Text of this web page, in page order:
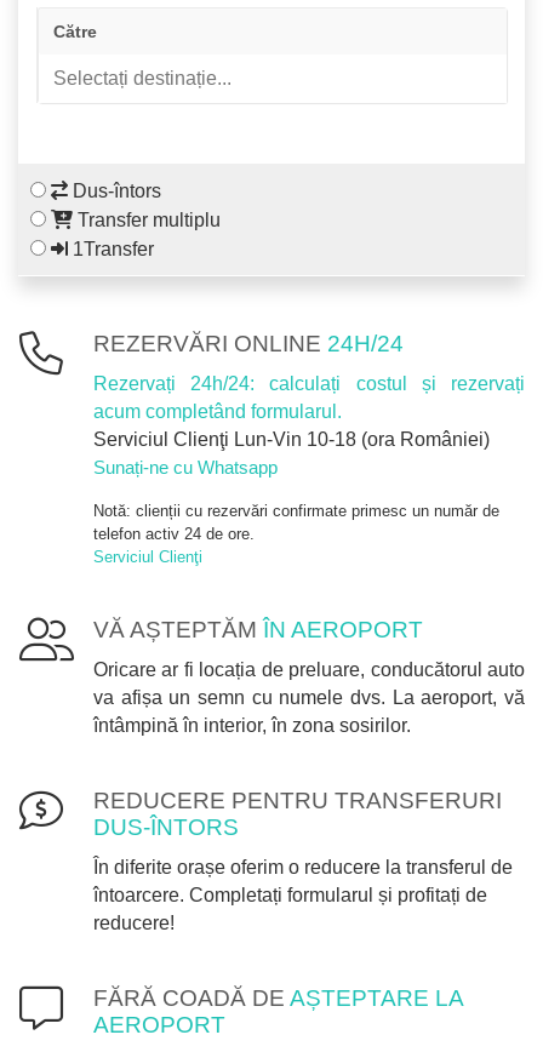
Către
Dus-întors
Transfer multiplu
1Transfer
REZERVĂRI ONLINE 24H/24
Rezervați 24h/24: calculați costul și rezervați
acum completând formularul.
Serviciul Clienţi Lun-Vin 10-18 (ora României)
Sunați-ne cu Whatsapp
Notă: clienții cu rezervări confirmate primesc un număr de
telefon activ 24 de ore.
Serviciul Clienţi
VĂ AȘTEPTĂMÎN AEROPORT
Oricare ar fi locația de preluare, conducătorul auto
va afișa un semn cu numele dvs. La aeroport, vă
întâmpină în interior, în zona sosirilor.
REDUCERE PENTRU TRANSFERURI
DUS-ÎNTORS
În diferite orașe oferim o reducere la transferul de
întoarcere. Completați formularul și profitați de
reducere!
FĂRĂ COADĂ DE AȘTEPTARE LA
AEROPORT